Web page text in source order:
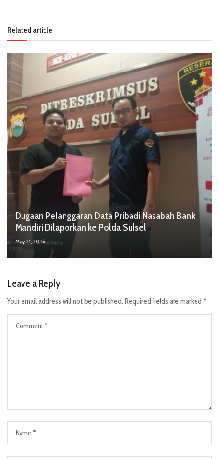
Related article
Dugaan Pelanggaran Data Pribadi Nasabah Bank
Mandiri Dilaporkan ke Polda Sulsel
May 21, 2026
Leave a Reply
Your email address will not be published. Required fields are marked *